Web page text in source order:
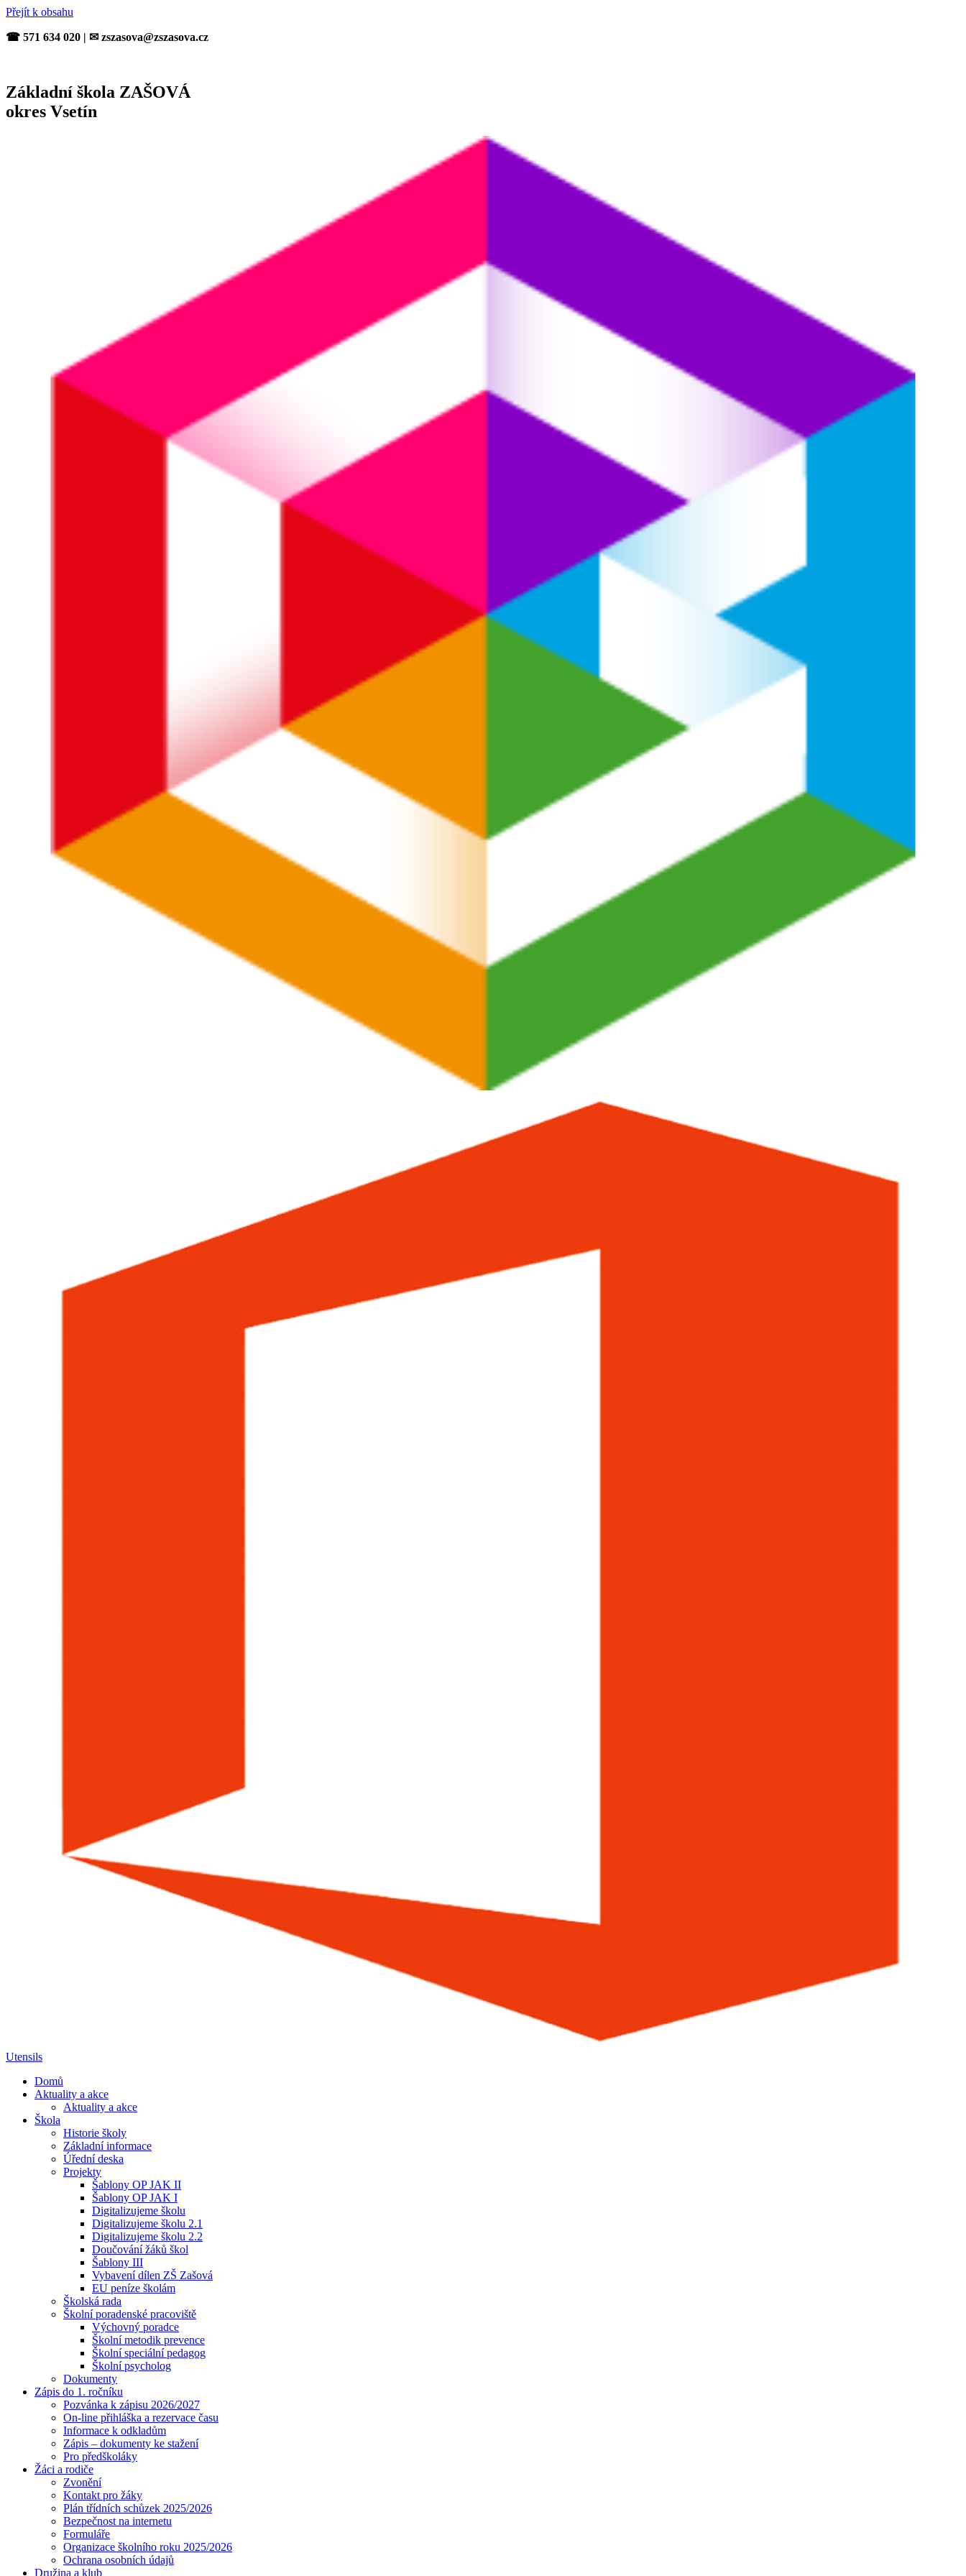
Přejít k obsahu
☎ 571 634 020 | ✉ zszasova@zszasova.cz
Základní škola ZAŠOVÁ
okres Vsetín
Utensils
Domů
Aktuality a akce
Aktuality a akce
Škola
Historie školy
Základní informace
Úřední deska
Projekty
Šablony OP JAK II
Šablony OP JAK I
Digitalizujeme školu
Digitalizujeme školu 2.1
Digitalizujeme školu 2.2
Doučování žáků škol
Šablony III
Vybavení dílen ZŠ Zašová
EU peníze školám
Školská rada
Školní poradenské pracoviště
Výchovný poradce
Školní metodik prevence
Školní speciální pedagog
Školní psycholog
Dokumenty
Zápis do 1. ročníku
Pozvánka k zápisu 2026/2027
On-line přihláška a rezervace času
Informace k odkladům
Zápis – dokumenty ke stažení
Pro předškoláky
Žáci a rodiče
Zvonění
Kontakt pro žáky
Plán třídních schůzek 2025/2026
Bezpečnost na internetu
Formuláře
Organizace školního roku 2025/2026
Ochrana osobních údajů
Družina a klub